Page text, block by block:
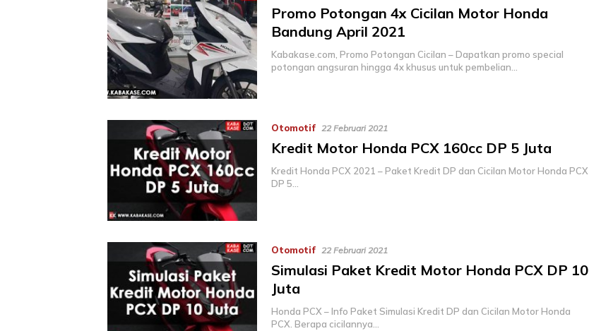
Promo Potongan 4x Cicilan Motor Honda
Bandung April 2021
Kabakase.com, Promo Potongan Cicilan – Dapatkan promo special
potongan angsuran hingga 4x khusus untuk pembelian…
Otomotif 22 Februari 2021
Kredit Motor Honda PCX 160cc DP 5 Juta
Kredit Honda PCX 2021 – Paket Kredit DP dan Cicilan Motor Honda PCX
DP 5…
Otomotif 22 Februari 2021
Simulasi Paket Kredit Motor Honda PCX DP 10
Juta
Honda PCX – Info Paket Simulasi Kredit DP dan Cicilan Motor Honda
PCX. Berapa cicilannya…